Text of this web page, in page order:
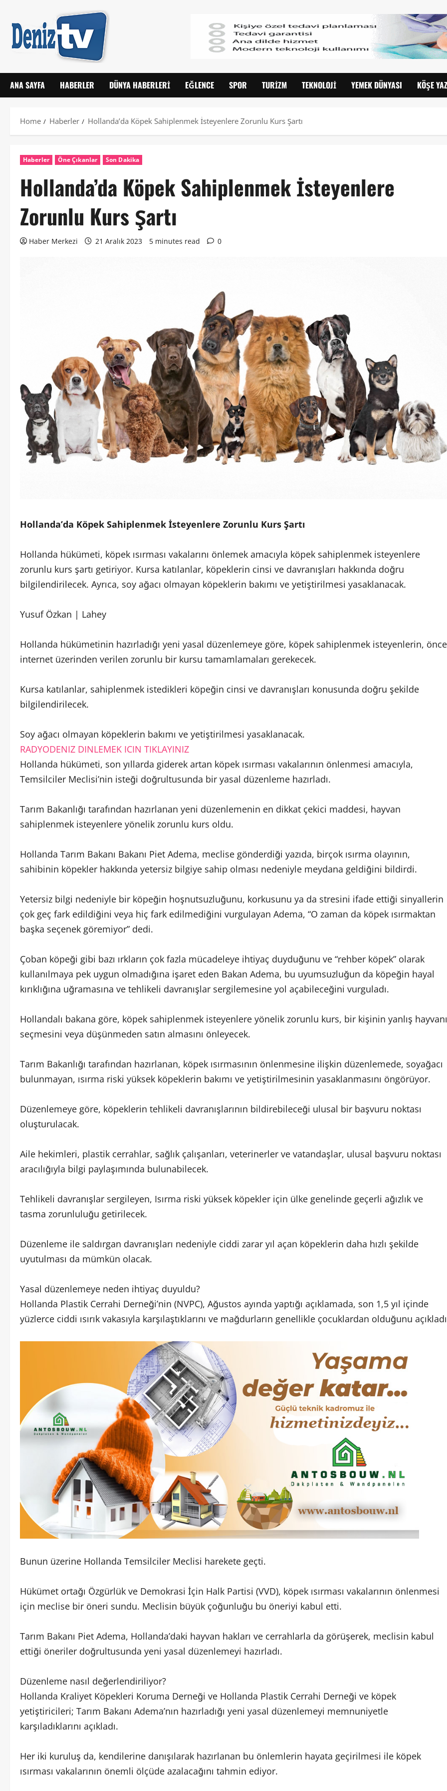
ANA SAYFA HABERLER DÜNYA HABERLERI EĞLENCE SPOR TURIZM TEKNOLOJI YEMEK DÜNYASI KÖŞE
Home Haberler Hollanda’da Köpek Sahiplenmek İsteyenlere Zorunlu Kurs Şartı
Haberler Öne Çıkanlar Son Dakika
Hollanda’da Köpek Sahiplenmek İsteyenlere
Zorunlu Kurs Şartı
Haber Merkezi 21 Aralık 2023 5 minutes read 0
Hollanda’da Köpek Sahiplenmek İsteyenlere Zorunlu Kurs Şartı
Hollanda hükümeti, köpek ısırması vakalarını önlemek amacıyla köpek sahiplenmek isteyenlere
zorunlu kurs şartı getiriyor. Kursa katılanlar, köpeklerin cinsi ve davranışları hakkında doğru
bilgilendirilecek. Ayrıca, soy ağacı olmayan köpeklerin bakımı ve yetiştirilmesi yasaklanacak.
Yusuf Özkan | Lahey
Hollanda hükümetinin hazırladığı yeni yasal düzenlemeye göre, köpek sahiplenmek isteyenlerin, önce
internet üzerinden verilen zorunlu bir kursu tamamlamaları gerekecek.
Kursa katılanlar, sahiplenmek istedikleri köpeğin cinsi ve davranışları konusunda doğru şekilde
bilgilendirilecek.
Soy ağacı olmayan köpeklerin bakımı ve yetiştirilmesi yasaklanacak.
RADYODENIZ DINLEMEK ICIN TIKLAYINIZ
Hollanda hükümeti, son yıllarda giderek artan köpek ısırması vakalarının önlenmesi amacıyla,
Temsilciler Meclisi’nin isteği doğrultusunda bir yasal düzenleme hazırladı.
Tarım Bakanlığı tarafından hazırlanan yeni düzenlemenin en dikkat çekici maddesi, hayvan
sahiplenmek isteyenlere yönelik zorunlu kurs oldu.
Hollanda Tarım Bakanı Bakanı Piet Adema, meclise gönderdiği yazıda, birçok ısırma olayının,
sahibinin köpekler hakkında yetersiz bilgiye sahip olması nedeniyle meydana geldiğini bildirdi.
Yetersiz bilgi nedeniyle bir köpeğin hoşnutsuzluğunu, korkusunu ya da stresini ifade ettiği sinyallerin
çok geç fark edildiğini veya hiç fark edilmediğini vurgulayan Adema, “O zaman da köpek ısırmaktan
başka seçenek göremiyor” dedi.
Çoban köpeği gibi bazı ırkların çok fazla mücadeleye ihtiyaç duyduğunu ve “rehber köpek” olarak
kullanılmaya pek uygun olmadığına işaret eden Bakan Adema, bu uyumsuzluğun da köpeğin hayal
kırıklığına uğramasına ve tehlikeli davranışlar sergilemesine yol açabileceğini vurguladı.
Hollandalı bakana göre, köpek sahiplenmek isteyenlere yönelik zorunlu kurs, bir kişinin yanlış hayvanı
seçmesini veya düşünmeden satın almasını önleyecek.
Tarım Bakanlığı tarafından hazırlanan, köpek ısırmasının önlenmesine ilişkin düzenlemede, soyağacı
bulunmayan, ısırma riski yüksek köpeklerin bakımı ve yetiştirilmesinin yasaklanmasını öngörüyor.
Düzenlemeye göre, köpeklerin tehlikeli davranışlarının bildirebileceği ulusal bir başvuru noktası
oluşturulacak.
Aile hekimleri, plastik cerrahlar, sağlık çalışanları, veterinerler ve vatandaşlar, ulusal başvuru noktası
aracılığıyla bilgi paylaşımında bulunabilecek.
Tehlikeli davranışlar sergileyen, Isırma riski yüksek köpekler için ülke genelinde geçerli ağızlık ve
tasma zorunluluğu getirilecek.
Düzenleme ile saldırgan davranışları nedeniyle ciddi zarar yıl açan köpeklerin daha hızlı şekilde
uyutulması da mümkün olacak.
Yasal düzenlemeye neden ihtiyaç duyuldu?
Hollanda Plastik Cerrahi Derneği’nin (NVPC), Ağustos ayında yaptığı açıklamada, son 1,5 yıl içinde
yüzlerce ciddi ısırık vakasıyla karşılaştıklarını ve mağdurların genellikle çocuklardan olduğunu
Bunun üzerine Hollanda Temsilciler Meclisi harekete geçti.
Hükümet ortağı Özgürlük ve Demokrasi İçin Halk Partisi (VVD), köpek ısırması vakalarının önlenmesi
için meclise bir öneri sundu. Meclisin büyük çoğunluğu bu öneriyi kabul etti.
Tarım Bakanı Piet Adema, Hollanda’daki hayvan hakları ve cerrahlarla da görüşerek, meclisin kabul
ettiği öneriler doğrultusunda yeni yasal düzenlemeyi hazırladı.
Düzenleme nasıl değerlendiriliyor?
Hollanda Kraliyet Köpekleri Koruma Derneği ve Hollanda Plastik Cerrahi Derneği ve köpek
yetiştiricileri; Tarım Bakanı Adema’nın hazırladığı yeni yasal düzenlemeyi memnuniyetle
karşıladıklarını açıkladı.
Her iki kuruluş da, kendilerine danışılarak hazırlanan bu önlemlerin hayata geçirilmesi ile köpek
ısırması vakalarının önemli ölçüde azalacağını tahmin ediyor.